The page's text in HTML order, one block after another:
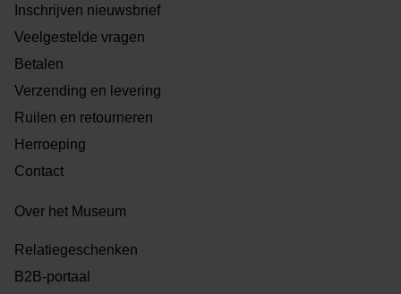
Inschrijven nieuwsbrief
Veelgestelde vragen
Betalen
Verzending en levering
Ruilen en retourneren
Herroeping
Contact
Over het Museum
Relatiegeschenken
B2B-portaal